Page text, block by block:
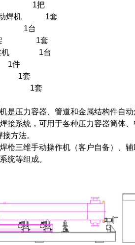
焊枪 1把
自动焊机 1套
构 1台
滑架 1套
送丝机 1台
件
1套
成 1套
是压力容器、管道和金属结构件自
接系统，可用于各种压力容器筒体
方法。
枪三维手动操作机（客户自备）、
统等组成。